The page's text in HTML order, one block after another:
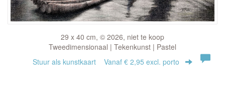
29 x 40 cm, © 2026, niet te koop
Tweedimensionaal | Tekenkunst | Pastel
Stuur als kunstkaart Vanaf € 2,95 excl. porto